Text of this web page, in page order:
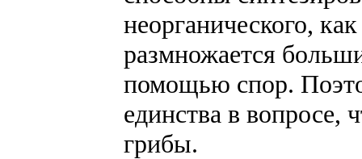
неорганического,
размножается
помощью спор.
единства в вопросе,
грибы.